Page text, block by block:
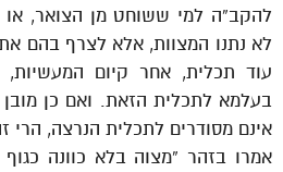
להקב”ה למי ששוחט מן הצואר, או
לא נתנו המצוות, אלא לצרף בהם
עוד תכלית, אחר קיום
בעלמא לתכלית הזאת. ואם כן
אינם מסודרים לתכלית הנרצה, הרי
אמרו בזהר “מצוה בלא כוונה